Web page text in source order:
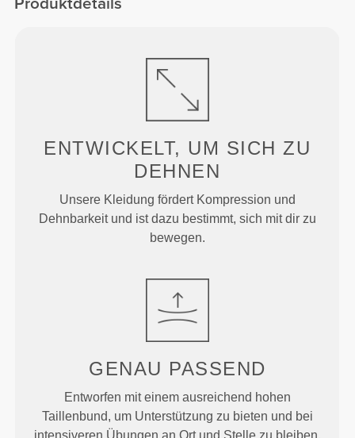
ENTWICKELT, UM SICH ZU
DEHNEN
Unsere Kleidung fördert Kompression und
Dehnbarkeit und ist dazu bestimmt, sich mit dir zu
bewegen.
GENAU PASSEND
Entworfen mit einem ausreichend hohen
Taillenbund, um Unterstützung zu bieten und bei